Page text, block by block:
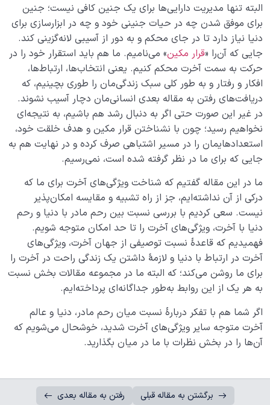
البته تنها مدیریت دارایی‌ها برای یک جنین کافی نیست؛ جنین
برای موفق شدن چه در حیات جنینی خود و چه در ابزارسازی برای
دنیا نیاز دارد تا در جای محکم و به دور از آسیبی لانه‌گزینی کند.
جایی که آن‌را «قرار مکین» می‌نامیم. ما هم باید استقرار خود را در
حرکت به سمت آخرت محکم کنیم. یعنی انتخاب‌ها، ارتباط‌ها،
افکار و رفتار و به طور کلی سبک زندگی‌مان را طوری بچینیم، که
دریافت‌های رفتن به مقاله بعدی انسانی‌مان دچار آسیب نشوند.
در غیر این صورت حتی اگر به‌ دنبال رشد هم باشیم، به نتیجه‌ای
نخواهیم رسید؛ چون با نشناختن قرار مکین و هدف خلقت خود،
استعدادهایمان را در مسیر اشتباهی صرف کرده و در نهایت هم به
جایی که برای ما در نظر گرفته شده است، نمی‌رسیم.
ما در این مقاله گفتیم که شناخت ویژگی‌های آخرت برای ما که
درکی از آن نداشته‌ایم، جز از راه تشبیه و مقایسه امکان‌پذیر
نیست. سعی کردیم با بررسی نسبت بین رحم مادر با دنیا و رحم
دنیا با آخرت، ویژگی‌های آخرت را تا حد امکان متوجه شویم.
فهمیدیم که قاعدۀ نسبت توصیفی از جهان آخرت، ویژگی‌های
آخرت در ارتباط با دنیا و لازمۀ داشتن یک زندگی راحت در آخرت را
برای ما روشن می‌کند؛ که البته ما در مجموعه مقالات بخش نسبت
به هر یک از این روابط به‌طور جداگانه‌ای پرداخته‌ایم.
اگر شما هم با تفکر دربارۀ نسبت میان رحم مادر، دنیا و عالم
آخرت متوجه سایر ویژگی‌های آخرت شدید، خوشحال می‌شویم که
آن‌ها را در بخش نظرات با ما در میان بگذارید.
برگشتن به مقاله قبلی رفتن به مقاله بعدی